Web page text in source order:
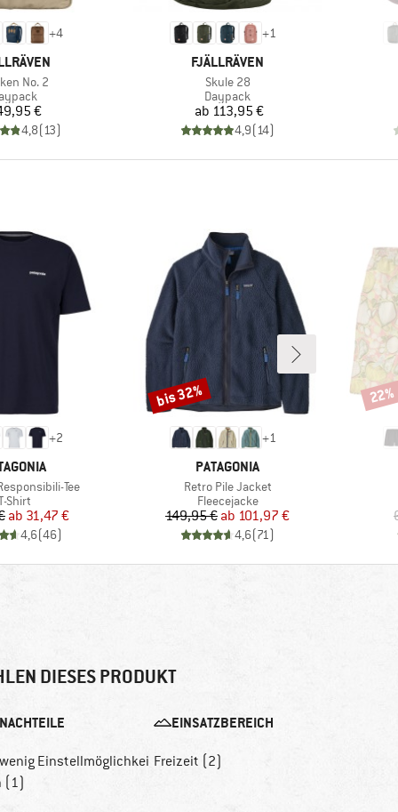
+4
No. 2
Preis
€
4,8(13)
+1
MARKE
FJÄLLRÄVEN
Artikel
Skule 28
Produktgruppe
Daypack
Preis
ab 113,95 €
4,9(14)
+2
Tee
Shirt
Preis
reduzierter Preis
ab 31,47 €
4,6(46)
+1
MARKE
PATAGONIA
Artikel
Retro Pile Jacket
Produktgruppe
Fleecejacke
Preis
149,95 € reduzierter Preis
ab 101,97 €
4,6(71)
Rabatt
bis 32% 22%
DIESES PRODUKT
NACHTEILE
Einstellmöglichkei
(1)
EINSATZBEREICH
Freizeit (2)